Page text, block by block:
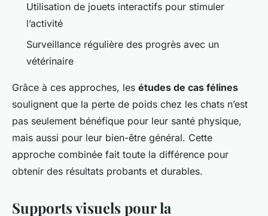
Utilisation de jouets interactifs pour stimuler
l’activité
Surveillance régulière des progrès avec un
vétérinaire
Grâce à ces approches, les études de cas félines
soulignent que la perte de poids chez les chats n’est
pas seulement bénéfique pour leur santé physique,
mais aussi pour leur bien-être général. Cette
approche combinée fait toute la différence pour
obtenir des résultats probants et durables.
Supports visuels pour la